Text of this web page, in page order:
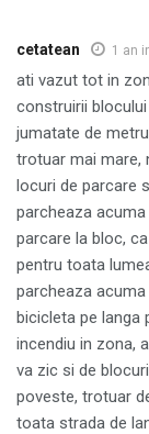
cetatean 1 an
ati vazut tot in
construirii
jumatate de
trotuar mai mare,
locuri de parcare
parcheaza
parcare la bloc,
pentru toata
parcheaza
bicicleta pe langa
incendiu in zona,
va zic si de
poveste, trotuar
toata strada de